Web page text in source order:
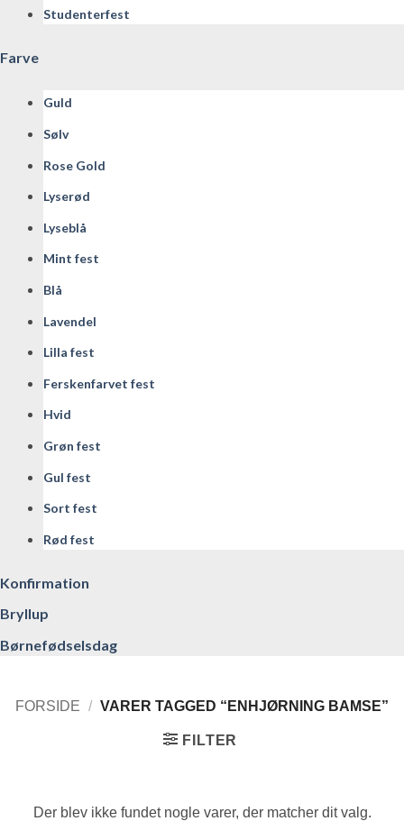
Studenterfest
Farve
Guld
Sølv
Rose Gold
Lyserød
Lyseblå
Mint fest
Blå
Lavendel
Lilla fest
Ferskenfarvet fest
Hvid
Grøn fest
Gul fest
Sort fest
Rød fest
Konfirmation
Bryllup
Børnefødselsdag
FORSIDE / VARER TAGGED “ENHJØRNING BAMSE”
FILTER
Der blev ikke fundet nogle varer, der matcher dit valg.